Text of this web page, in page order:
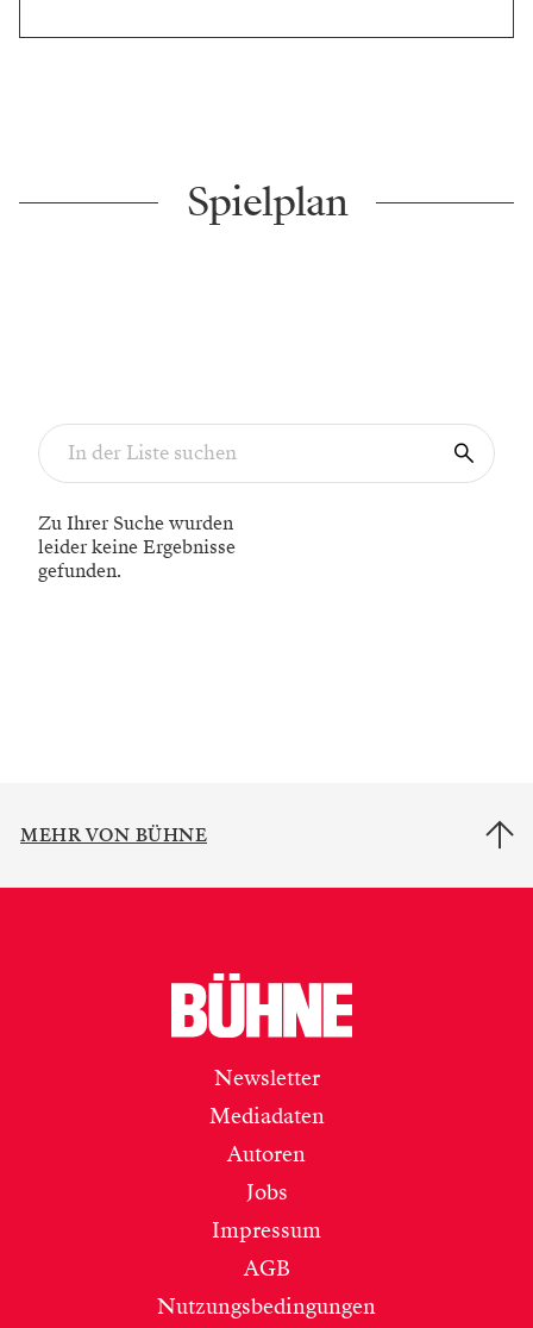
Spielplan
Zu Ihrer Suche wurden
leider keine Ergebnisse
gefunden.
MEHR VON BÜHNE
Newsletter
Mediadaten
Autoren
Jobs
Impressum
AGB
Nutzungsbedingungen